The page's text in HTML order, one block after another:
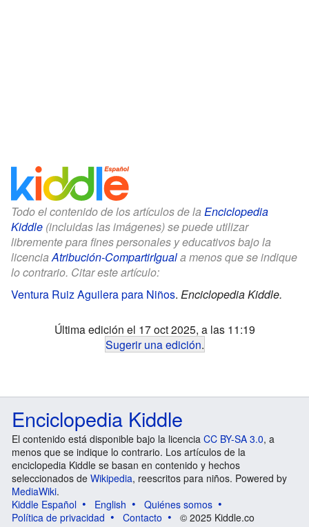
Todo el contenido de los artículos de la Enciclopedia
Kiddle (incluidas las imágenes) se puede utilizar
libremente para fines personales y educativos bajo la
licenciaAtribución-CompartirIguala menos que se indique
lo contrario. Citar este artículo:
Ventura Ruiz Aguilera para Niños. Enciclopedia Kiddle.
Última edición el 17 oct 2025, a las 11:19
Sugerir una edición.
Enciclopedia Kiddle
El contenido está disponible bajo la licencia CC BY-SA 3.0, a
menos que se indique lo contrario. Los artículos de la
enciclopedia Kiddle se basan en contenido y hechos
seleccionados de Wikipedia, reescritos para niños. Powered by
MediaWiki.
Kiddle Español
English
Quiénes somos
Política de privacidad
Contacto © 2025 Kiddle.co